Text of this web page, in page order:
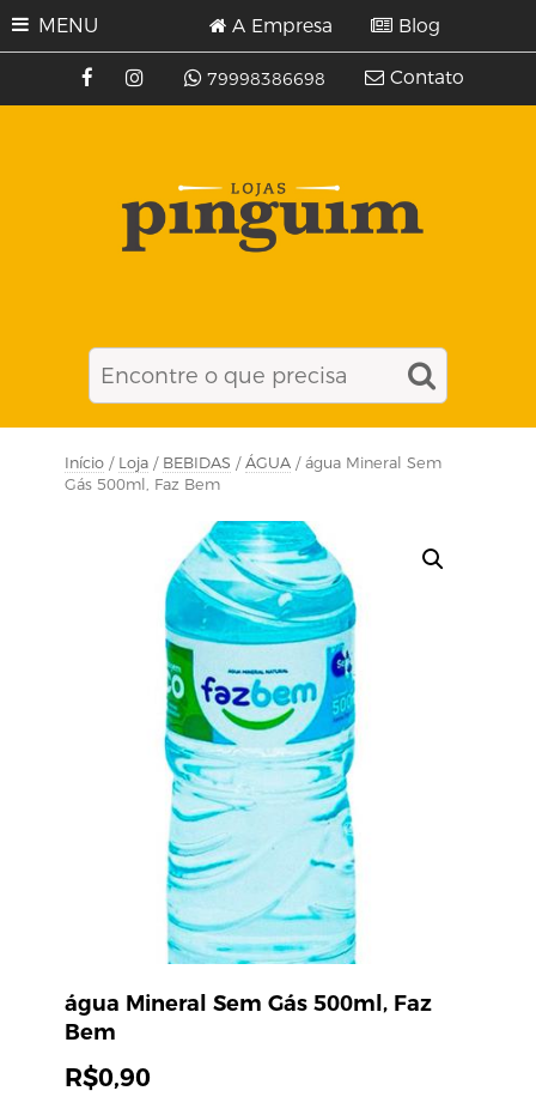
MENU
79998386698
A Empresa Blog
Contato
Início / Loja / BEBIDAS / ÁGUA / água Mineral Sem
Gás 500ml, Faz Bem
água Mineral Sem Gás 500ml, Faz
Bem
R$0,90